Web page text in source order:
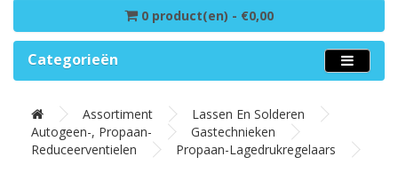
0 product(en) - €0,00
Categorieën
Assortiment
Lassen En Solderen
Autogeen-, Propaan-
Gastechnieken
Reduceerventielen
Propaan-Lagedrukregelaars